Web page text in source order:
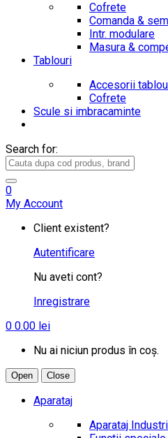
Cofrete
Comanda &
Intr. modulare
Masura &
Tablouri
Accesorii
Cofrete
Scule si imbracaminte
Search for:
0
My Account
Client existent?
Autentificare
Nu aveti cont?
Inregistrare
0 0.00 lei
Nu ai niciun produs în coș.
Open Close
Aparataj
Aparataj